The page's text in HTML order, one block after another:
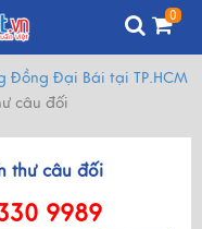
0
Đồng Đại Bái tại TP.HCM
câu đối
thư câu đối
9989